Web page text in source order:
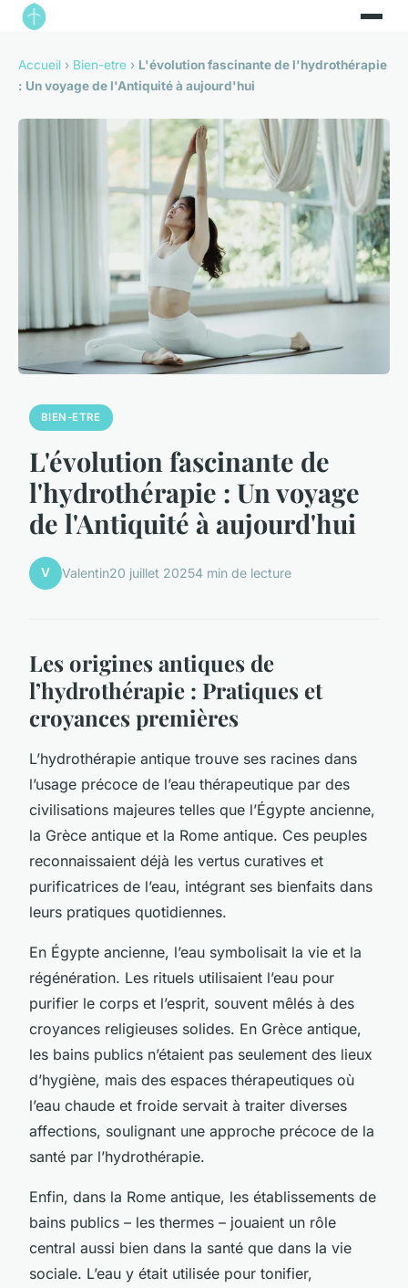
Accueil › Bien-etre › L'évolution fascinante de l'hydrothérapie
: Un voyage de l'Antiquité à aujourd'hui
BIEN-ETRE
L'évolution fascinante de
l'hydrothérapie : Un voyage
de l'Antiquité à aujourd'hui
V Valentin20 juillet 20254 min de lecture
Les origines antiques de
l’hydrothérapie : Pratiques et
croyances premières
L’hydrothérapie antique trouve ses racines dans
l’usage précoce de l’eau thérapeutique par des
civilisations majeures telles que l’Égypte ancienne,
la Grèce antique et la Rome antique. Ces peuples
reconnaissaient déjà les vertus curatives et
purificatrices de l’eau, intégrant ses bienfaits dans
leurs pratiques quotidiennes.
En Égypte ancienne, l’eau symbolisait la vie et la
régénération. Les rituels utilisaient l’eau pour
purifier le corps et l’esprit, souvent mêlés à des
croyances religieuses solides. En Grèce antique,
les bains publics n’étaient pas seulement des lieux
d’hygiène, mais des espaces thérapeutiques où
l’eau chaude et froide servait à traiter diverses
affections, soulignant une approche précoce de la
santé par l’hydrothérapie.
Enfin, dans la Rome antique, les établissements de
bains publics – les thermes – jouaient un rôle
central aussi bien dans la santé que dans la vie
sociale. L’eau y était utilisée pour tonifier,